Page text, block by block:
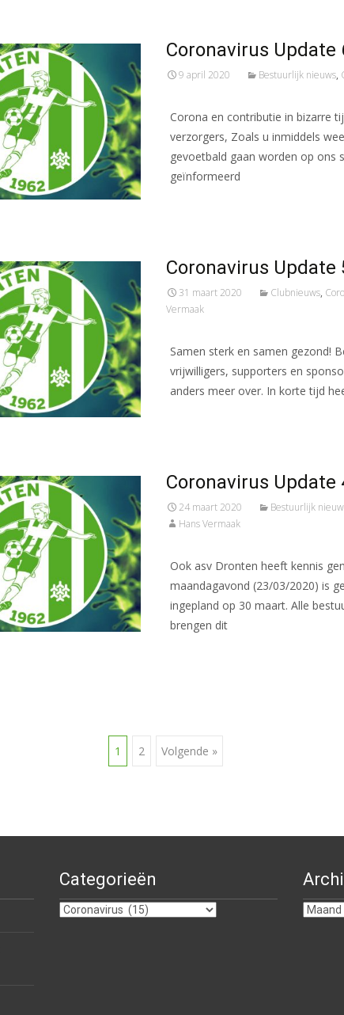
Coronavirus Update
9 april 2020 Bestuurlijk nieuws,
Corona en contributie in bizarre
verzorgers, Zoals u inmiddels
gevoetbald gaan worden op ons
geïnformeerd
Coronavirus Update
31 maart 2020 Clubnieuws,
Vermaak
Samen sterk en samen gezond!
vrijwilligers, supporters en
anders meer over. In korte tijd
Coronavirus Update
24 maart 2020 Bestuurlijk
Hans Vermaak
Ook asv Dronten heeft kennis
maandagavond (23/03/2020) is
ingepland op 30 maart. Alle
brengen dit
1 2 Volgende »
Categorieën
Categorieën